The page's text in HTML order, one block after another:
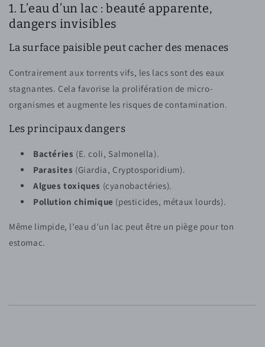
1. L’eau d’un lac : beauté apparente,
dangers invisibles
La surface paisible peut cacher des menaces
Contrairement aux torrents vifs, les lacs sont des eaux
stagnantes. Cela favorise la prolifération de micro-
organismes et augmente les risques de contamination.
Les principaux dangers
Bactéries (E. coli, Salmonella).
Parasites (Giardia, Cryptosporidium).
Algues toxiques (cyanobactéries).
Pollution chimique (pesticides, métaux lourds).
Même limpide, l’eau d’un lac peut être un piège pour ton
estomac.